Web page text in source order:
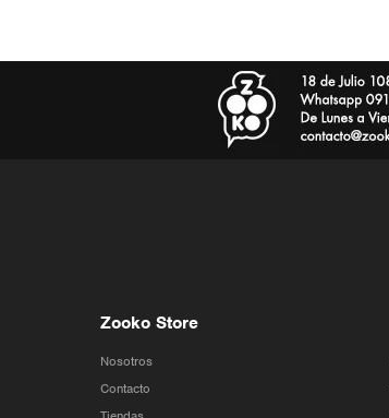
Zooko Store
Nosotros
Contacto